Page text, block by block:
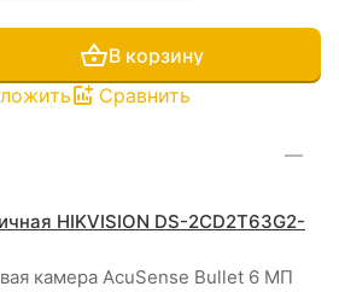
В корзину
Сравнить
HIKVISION DS-2CD2T63G2-
камера AcuSense Bullet 6 МП